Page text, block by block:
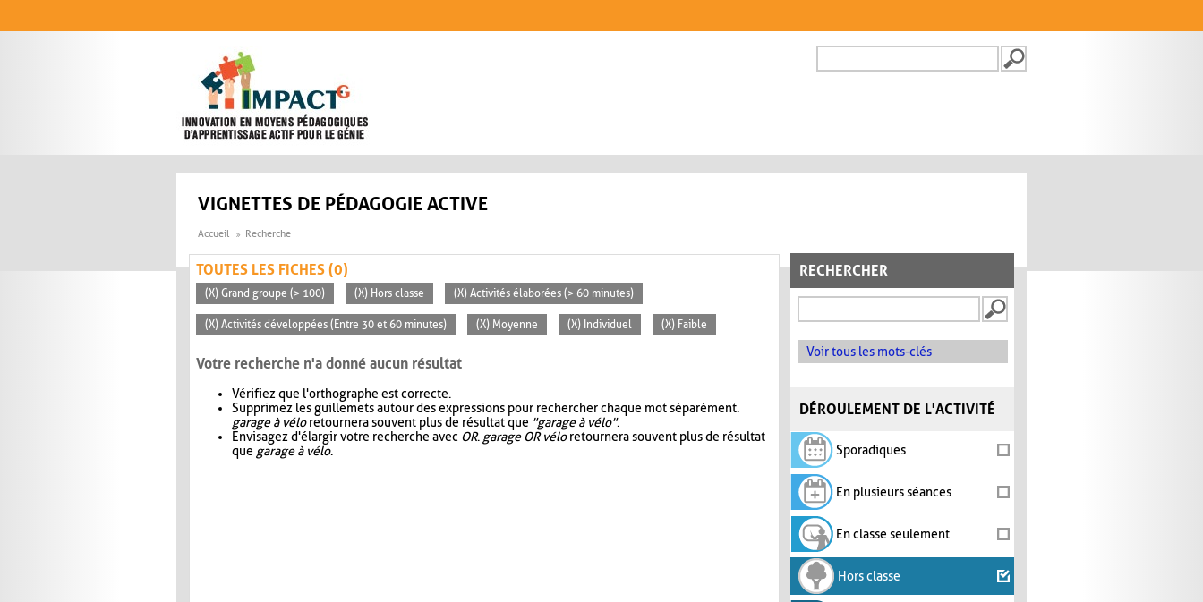
FORMULAIRE DE
VIGNETTES DE PÉDAGOGIE ACTIVE
Accueil Recherche
RECHERCHER
Voir tous les mots-clés
DÉROULEMENT DE L'ACTIVITÉ
Sporadiques
En plusieurs séances
En classe seulement
Hors classe
TOUTES LES FICHES (0)
(X) Grand groupe (> 100) (X) Hors classe (X) Activités élaborées (> 60 minutes)
(X) Activités développées (Entre 30 et 60 minutes) (X) Moyenne (X) Individuel (X) Faible
Votre recherche n'a donné aucun résultat
Vérifiez que l'orthographe est correcte.
Supprimez les guillemets autour des expressions pour rechercher chaque mot séparément.
garage à véloretournera souvent plus de résultat que "garage à vélo".
Envisagez d'élargir votre recherche avec OR. garage OR véloretournera souvent plus de résultat
que garage à vélo.